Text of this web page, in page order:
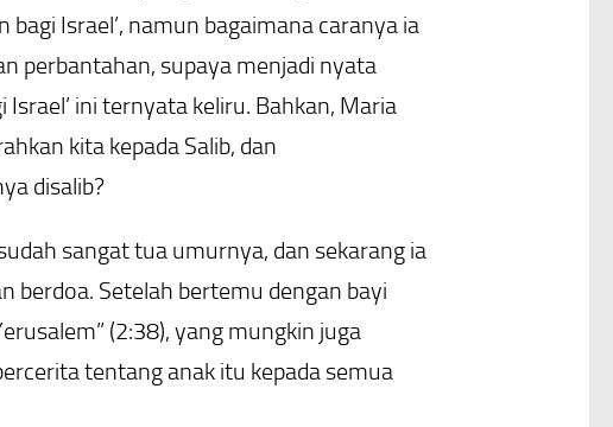
Israel’, namun bagaimana caranya ia
perbantahan, supaya menjadi nyata
ini ternyata keliru. Bahkan, Maria
kita kepada Salib, dan
disalib?
sangat tua umurnya, dan sekarang ia
berdoa. Setelah bertemu dengan bayi
(2:38), yang mungkin juga
tentang anak itu kepada semua